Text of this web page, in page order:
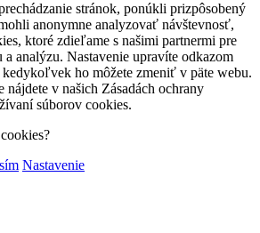
stránok, ponúkli prizpôsobený
anonymne analyzovať návštevnosť,
ktoré zdieľame s našimi partnermi pre
a analýzu. Nastavenie upravíte odkazom
ho môžete zmeniť v päte webu.
nájdete v našich Zásadách ochrany
súborov cookies.
Nastavenie